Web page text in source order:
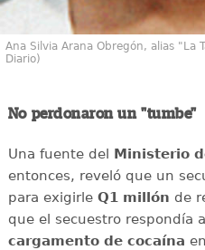
Ana Silvia Arana Obregón, alias "La
Diario)
No perdonaron un "tumbe"
Una fuente del Ministerio
entonces, reveló que un
para exigirleQ1 millón de
que el secuestro respondía
cargamento de cocaína